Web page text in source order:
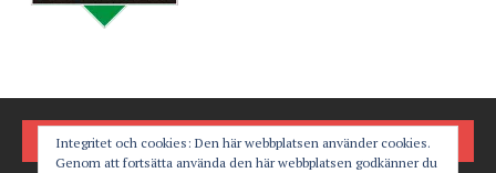
FÖLJ OSS PÅ
Integritet och cookies: Den här webbplatsen använder cookies.
Genom att fortsätta använda den här webbplatsen godkänner du